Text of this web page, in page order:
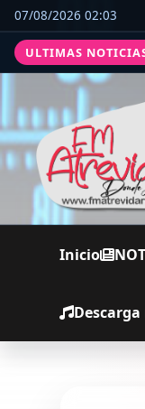
07/08/2026 02:03
ULTIMAS
Inicio